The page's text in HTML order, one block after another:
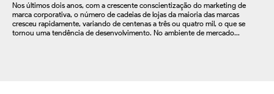
Nos últimos dois anos, com a crescente conscientização do marketing de
marca corporativa, o número de cadeias de lojas da maioria das marcas
cresceu rapidamente, variando de centenas a três ou quatro mil, o que se
tornou uma tendência de desenvolvimento. No ambiente de mercado...